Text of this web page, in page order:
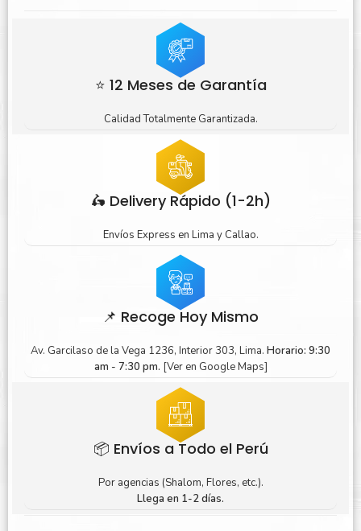
⭐ 12 Meses de Garantía
Calidad Totalmente Garantizada.
🛵 Delivery Rápido (1-2h)
Envíos Express en Lima y Callao.
📌 Recoge Hoy Mismo
Av. Garcilaso de la Vega 1236, Interior 303, Lima. Horario: 9:30
am - 7:30 pm. [Ver en Google Maps]
📦 Envíos a Todo el Perú
Por agencias (Shalom, Flores, etc.).
Llega en 1-2 días.